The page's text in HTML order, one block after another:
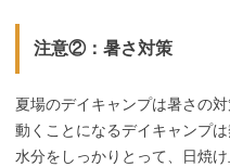
注意②：暑さ対策
夏場のデイキャンプは暑さの
動くことになるデイキャンプ
水分をしっかりとって、日焼